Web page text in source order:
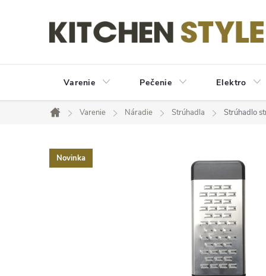
Varenie Pečenie Elektro
Domov
Varenie Náradie Strúhadla Strúhadlo
Novinka